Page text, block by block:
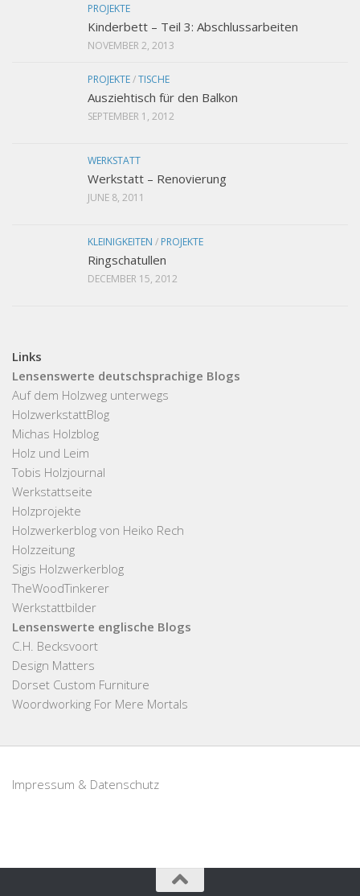
PROJEKTE
Kinderbett – Teil 3: Abschlussarbeiten
NOVEMBER 2, 2013
PROJEKTE/TISCHE
Ausziehtisch für den Balkon
SEPTEMBER 1, 2012
WERKSTATT
Werkstatt – Renovierung
JUNE 8, 2011
KLEINIGKEITEN / PROJEKTE
Ringschatullen
DECEMBER 15, 2012
Links
Lensenswerte deutschsprachige Blogs
Auf dem Holzweg unterwegs
HolzwerkstattBlog
Michas Holzblog
Holz und Leim
Tobis Holzjournal
Werkstattseite
Holzprojekte
Holzwerkerblog von Heiko Rech
Holzzeitung
Sigis Holzwerkerblog
TheWoodTinkerer
Werkstattbilder
Lensenswerte englische Blogs
C.H. Becksvoort
Design Matters
Dorset Custom Furniture
Woordworking For Mere Mortals
Impressum & Datenschutz